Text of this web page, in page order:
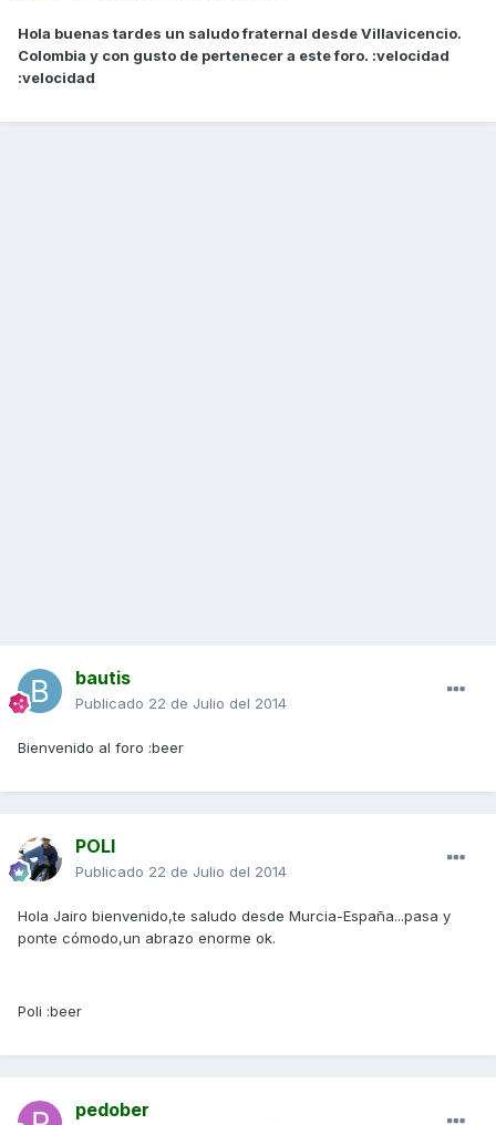
Hola buenas tardes un saludo fraternal desde Villavicencio.
Colombia y con gusto de pertenecer a este foro. :velocidad
:velocidad
bautis
Publicado 22 de Julio del 2014
Bienvenido al foro :beer
POLI
Publicado 22 de Julio del 2014
Hola Jairo bienvenido,te saludo desde Murcia-España...pasa y
ponte cómodo,un abrazo enorme ok.
Poli :beer
pedober